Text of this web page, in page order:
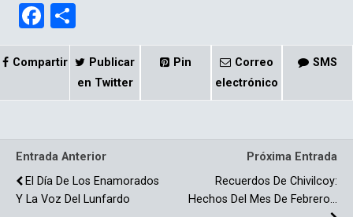
F
a
ce
k
o
m
p
Compartir
Publicar
en Twitter
Pin
Correo
electrónico
SMS
Entrada Anterior
El Día De Los Enamorados
Y La Voz Del Lunfardo
Próxima Entrada
Recuerdos De Chivilcoy:
Hechos Del Mes De Febrero…